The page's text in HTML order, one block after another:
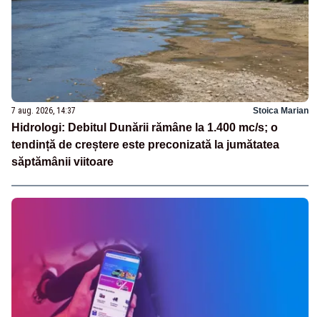
7 aug. 2026, 14:37 Stoica Marian
Hidrologi: Debitul Dunării rămâne la 1.400 mc/s; o
tendință de creștere este preconizată la jumătatea
săptămânii viitoare